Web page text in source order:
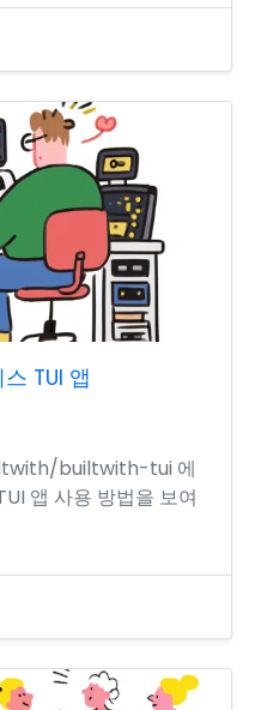
TUI 앱
builtwith-tui 에
앱 사용 방법을 보여